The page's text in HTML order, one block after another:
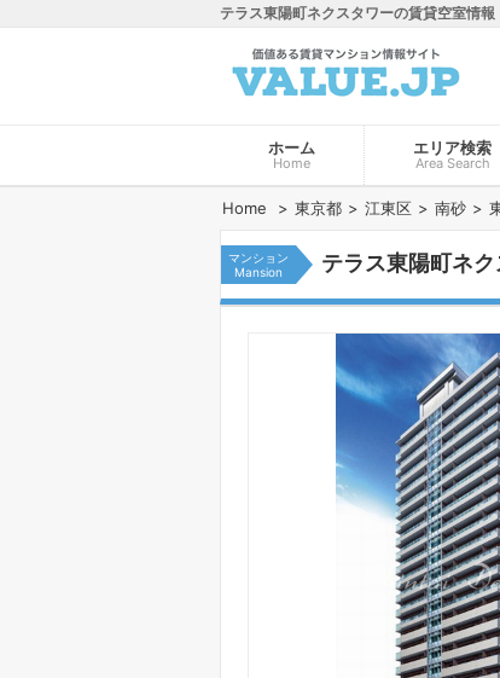
テラス東陽町ネクスタワーの賃貸空室情
ホーム
Home
エリア検索
Area Search
Home 東京都 江東区 南砂
マンション
Mansion
テラス東陽町ネ